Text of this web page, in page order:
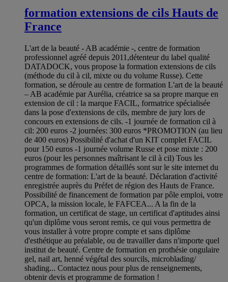
formation extensions de cils Hauts de
France
L'art de la beauté - AB académie -, centre de formation
professionnel agréé depuis 2011,détenteur du label qualité
DATADOCK, vous propose la formation extensions de cils
(méthode du cil à cil, mixte ou du volume Russe). Cette
formation, se déroule au centre de formation L'art de la beauté
– AB académie par Aurélia, créatrice sa sa propre marque en
extension de cil : la marque FACIL, formatrice spécialisée
dans la pose d'extensions de cils, membre de jury lors de
concours en extensions de cils. -1 journée de formation cil à
cil: 200 euros -2 journées: 300 euros *PROMOTION (au lieu
de 400 euros) Possibilité d'achat d'un KIT complet FACIL
pour 150 euros -1 journée volume Russe et pose mixte : 200
euros (pour les personnes maîtrisant le cil à cil) Tous les
programmes de formation détaillés sont sur le site internet du
centre de formation: L'art de la beauté. Déclaration d'activité
enregistrée auprès du Préfet de région des Hauts de France.
Possibilité de financement de formation par pôle emploi, votre
OPCA, la mission locale, le FAFCEA... A la fin de la
formation, un certificat de stage, un certificat d'aptitudes ainsi
qu'un diplôme vous seront remis, ce qui vous permettra de
vous installer à votre propre compte et sans diplôme
d'esthétique au préalable, ou de travailler dans n'importe quel
institut de beauté. Centre de formation en prothésie ongulaire
gel, nail art, henné végétal des sourcils, microblading/
shading... Contactez nous pour plus de renseignements,
obtenir devis et programme de formation !